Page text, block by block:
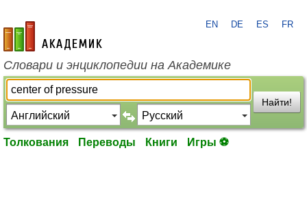
academic.ru
EN DE ES FR
Словари и энциклопедии на Академике
Найти!
Толкования Переводы Книги Игры ⚽